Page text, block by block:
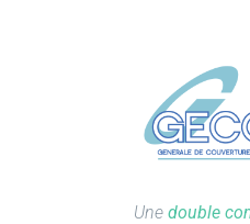
Une double